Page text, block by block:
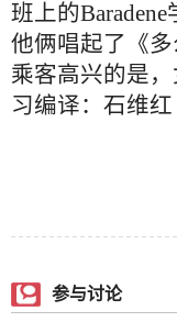
班上的
他俩唱起了《
乘客高兴的是
习编译：石维
参与讨论